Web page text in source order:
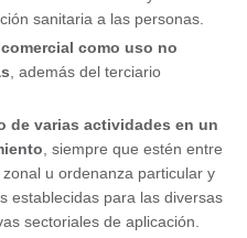
sanitaria a las personas.
como uso no
, además del terciario
de varias actividades en un
, siempre que estén entre
u ordenanza particular y
establecidas para las diversas
sectoriales de aplicación.